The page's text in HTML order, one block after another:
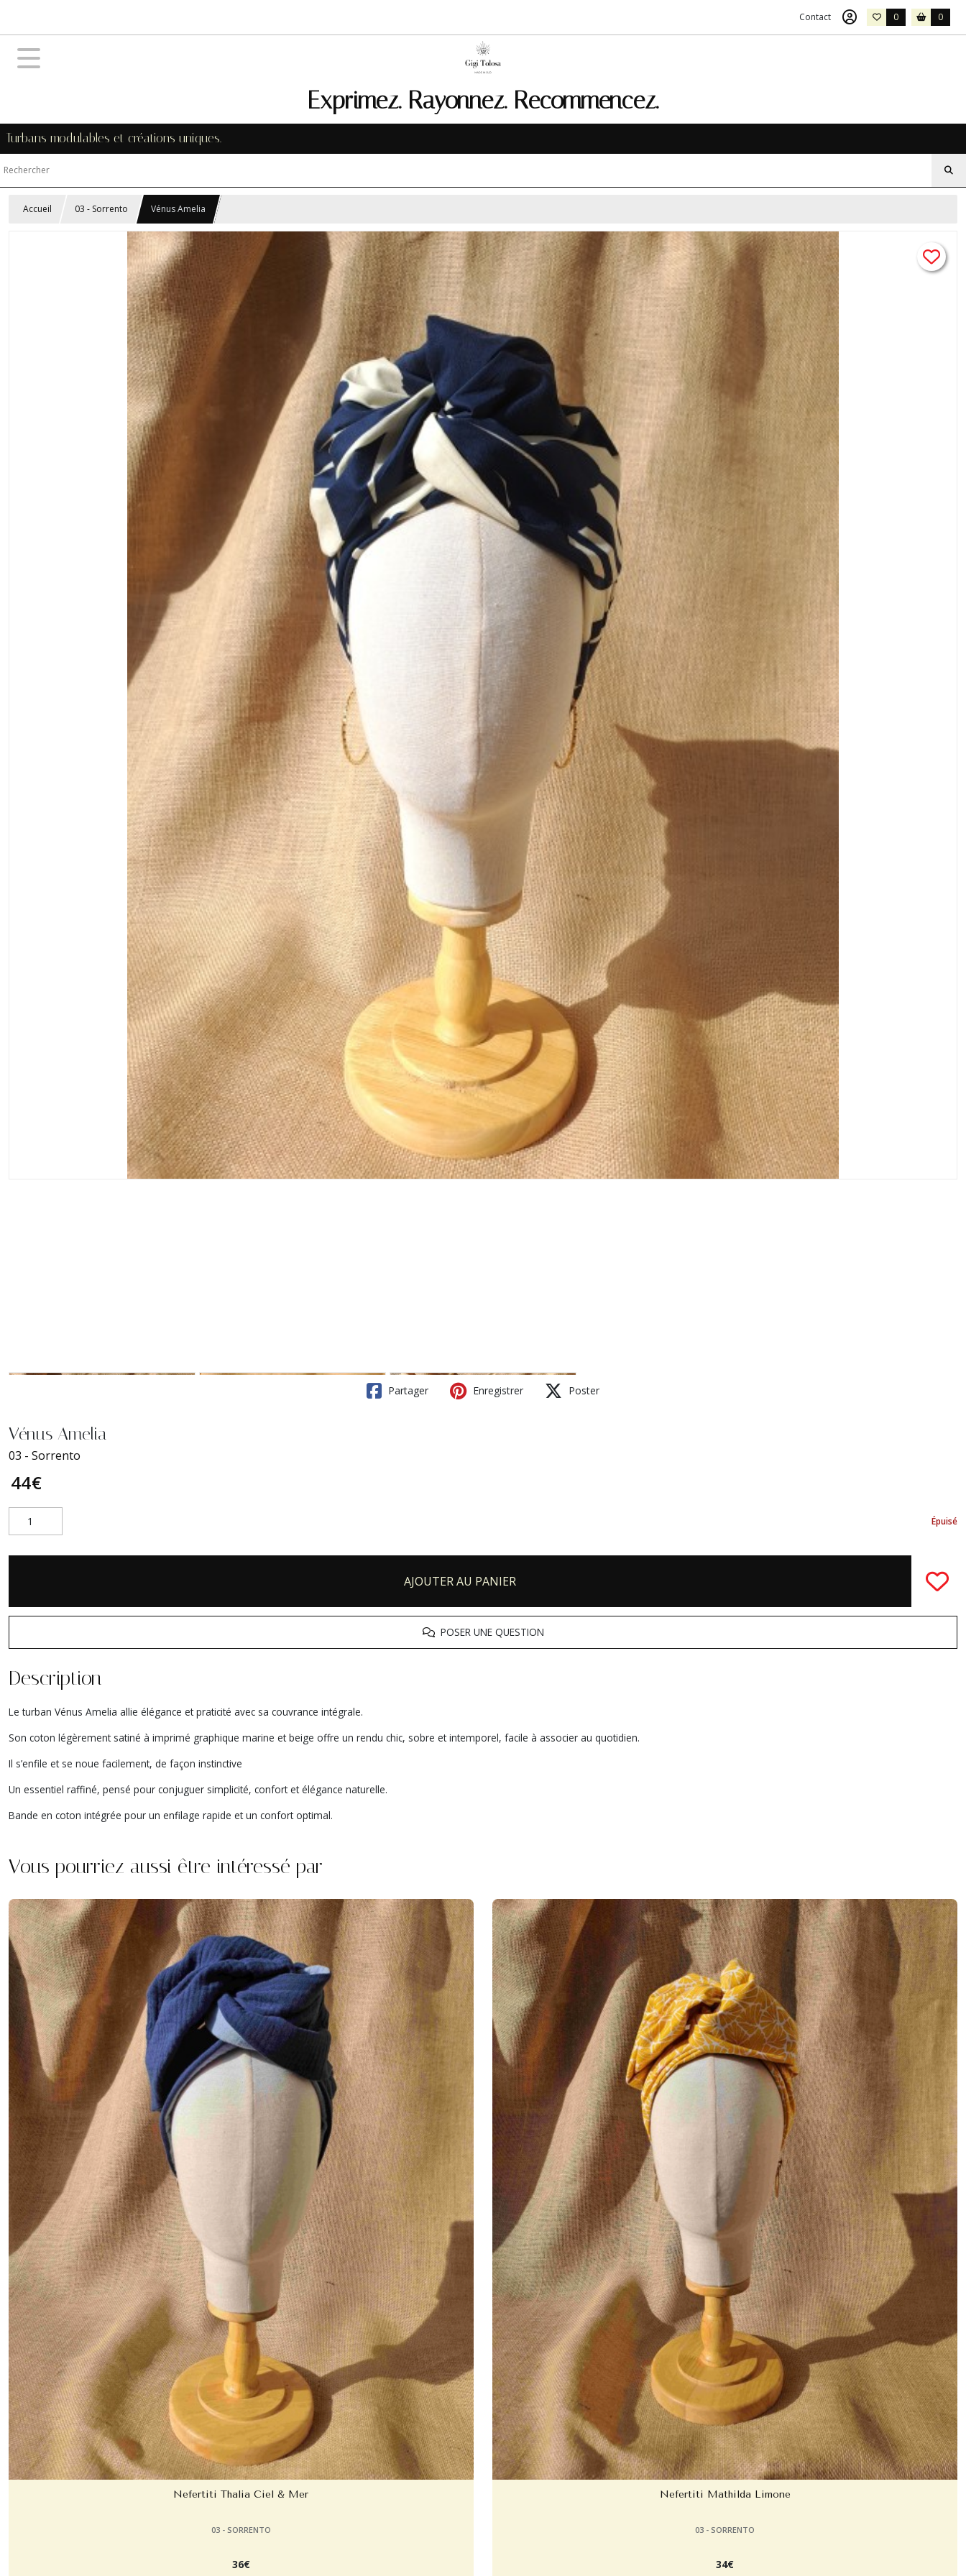
Contact 0 0
Exprimez. Rayonnez. Recommencez.
Turbans modulables et créations uniques.
Accueil 03 - Sorrento Vénus Amelia
Partager Enregistrer Poster
Vénus Amelia
03 - Sorrento
44€
Épuisé
AJOUTER AU PANIER
POSER UNE QUESTION
Description
Le turban Vénus Amelia allie élégance et praticité avec sa couvrance intégrale.
Son coton légèrement satiné à imprimé graphique marine et beige offre un rendu chic, sobre et intemporel, facile à associer au quotidien.
Il s’enfile et se noue facilement, de façon instinctive
Un essentiel raffiné, pensé pour conjuguer simplicité, confort et élégance naturelle.
Bande en coton intégrée pour un enfilage rapide et un confort optimal.
Vous pourriez aussi être intéressé par
Nefertiti Thalia Ciel & Mer
03 - SORRENTO
36€
Nefertiti Mathilda Limone
03 - SORRENTO
34€